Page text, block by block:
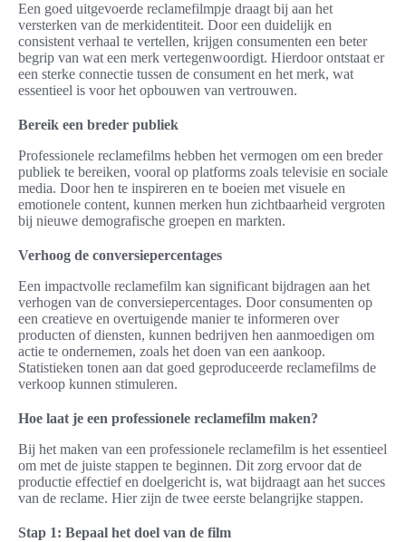
Een goed uitgevoerde reclamefilmpje draagt bij aan het
versterken van de merkidentiteit. Door een duidelijk en
consistent verhaal te vertellen, krijgen consumenten een beter
begrip van wat een merk vertegenwoordigt. Hierdoor ontstaat er
een sterke connectie tussen de consument en het merk, wat
essentieel is voor het opbouwen van vertrouwen.
Bereik een breder publiek
Professionele reclamefilms hebben het vermogen om een breder
publiek te bereiken, vooral op platforms zoals televisie en sociale
media. Door hen te inspireren en te boeien met visuele en
emotionele content, kunnen merken hun zichtbaarheid vergroten
bij nieuwe demografische groepen en markten.
Verhoog de conversiepercentages
Een impactvolle reclamefilm kan significant bijdragen aan het
verhogen van de conversiepercentages. Door consumenten op
een creatieve en overtuigende manier te informeren over
producten of diensten, kunnen bedrijven hen aanmoedigen om
actie te ondernemen, zoals het doen van een aankoop.
Statistieken tonen aan dat goed geproduceerde reclamefilms de
verkoop kunnen stimuleren.
Hoe laat je een professionele reclamefilm maken?
Bij het maken van een professionele reclamefilm is het essentieel
om met de juiste stappen te beginnen. Dit zorg ervoor dat de
productie effectief en doelgericht is, wat bijdraagt aan het succes
van de reclame. Hier zijn de twee eerste belangrijke stappen.
Stap 1: Bepaal het doel van de film